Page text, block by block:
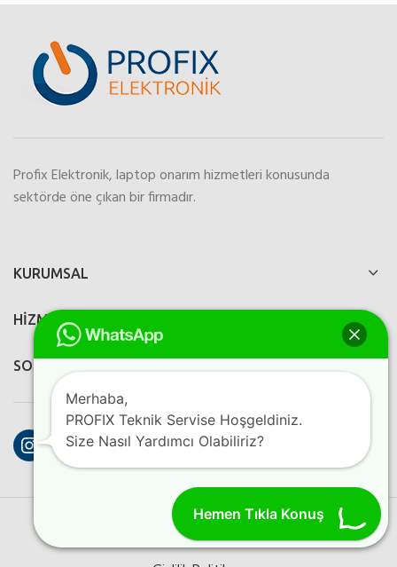
Profix Elektronik, laptop onarım hizmetleri konusunda
sektörde öne çıkan bir firmadır.
KURUMSAL
HİZMETLERİMİZ
SOSYAL MEDYA
Instagram
Facebook
YouTube
2023 Perfection Dijital AjansKreatif
Programlama
Hemen Tıkla Konuş
Merhaba,
PROFIX Teknik Servise Hoşgeldiniz.
Size Nasıl Yardımcı Olabiliriz?